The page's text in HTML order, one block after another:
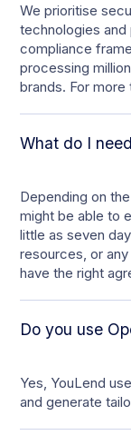
We prioritise
technologies
compliance
processing
brands. For
What do I
Depending on
might be able to
little as seven
resources, or
have the right
Do you use
Yes, YouLend
and generate